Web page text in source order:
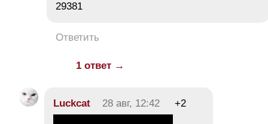
29381
Ответить
1 ответ →
Luckcat 28 авг, 12:42 +2